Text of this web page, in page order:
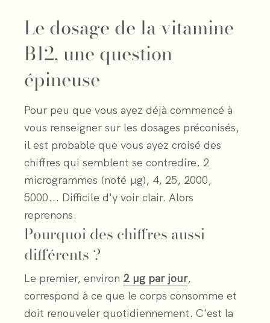
Le dosage de la vitamine
B12, une question
épineuse
Pour peu que vous ayez déjà commencé à
vous renseigner sur les dosages préconisés,
il est probable que vous ayez croisé des
chiffres qui semblent se contredire. 2
microgrammes (noté µg), 4, 25, 2000,
5000... Difficile d'y voir clair. Alors
reprenons.
Pourquoi des chiffres aussi
différents ?
Le premier, environ 2 µg par jour,
correspond à ce que le corps consomme et
doit renouveler quotidiennement. C'est la